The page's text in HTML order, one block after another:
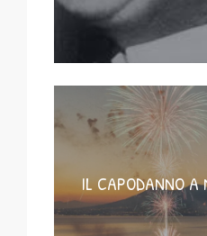
IL CAPODANNO A